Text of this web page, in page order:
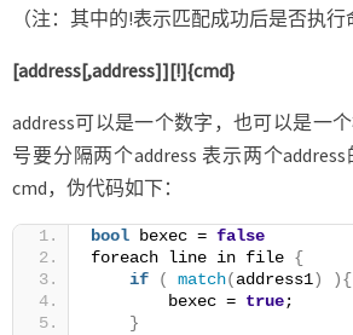
（注：其中的!表示匹配成功后是否执行
[address[,address]][!]{cmd}
address可以是一个数字，也可以是一
号要分隔两个address 表示两个
cmd，伪代码如下：
bool bexec = false
foreach line in file {
if
( match(address1)
){
        bexec =
true;
}